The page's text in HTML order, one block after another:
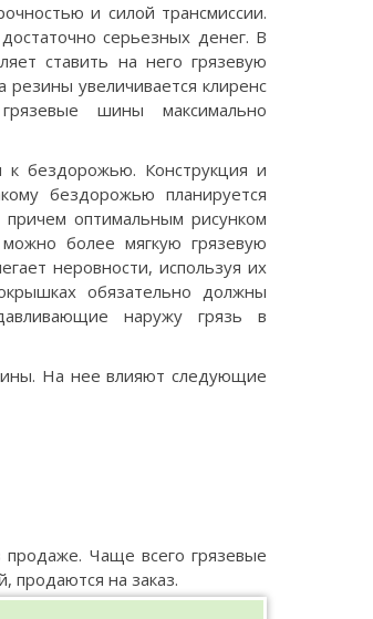
и силой трансмиссии.
серьезных денег. В
ставить на него грязевую
увеличивается клиренс
шины максимально
бездорожью. Конструкция и
бездорожью планируется
оптимальным рисунком
более мягкую грязевую
неровности, используя их
обязательно должны
наружу грязь в
На нее влияют следующие
Чаще всего грязевые
продаются на заказ.